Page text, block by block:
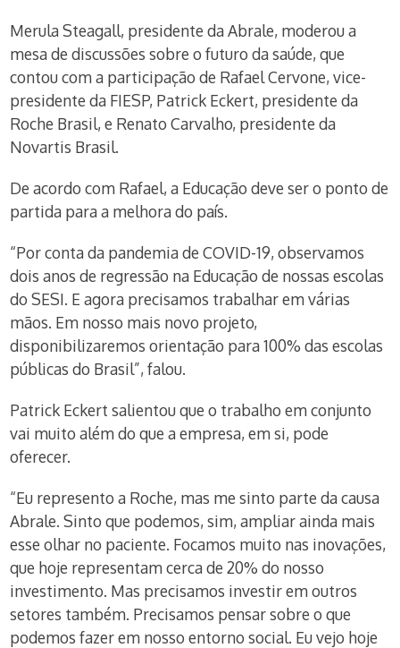
Merula Steagall, presidente da Abrale, moderou a
mesa de discussões sobre o futuro da saúde, que
contou com a participação de Rafael Cervone, vice-
presidente da FIESP, Patrick Eckert, presidente da
Roche Brasil, e Renato Carvalho, presidente da
Novartis Brasil.
De acordo com Rafael, a Educação deve ser o ponto de
partida para a melhora do país.
“Por conta da pandemia de COVID-19, observamos
dois anos de regressão na Educação de nossas escolas
do SESI. E agora precisamos trabalhar em várias
mãos. Em nosso mais novo projeto,
disponibilizaremos orientação para 100% das escolas
públicas do Brasil”, falou.
Patrick Eckert salientou que o trabalho em conjunto
vai muito além do que a empresa, em si, pode
oferecer.
“Eu represento a Roche, mas me sinto parte da causa
Abrale. Sinto que podemos, sim, ampliar ainda mais
esse olhar no paciente. Focamos muito nas inovações,
que hoje representam cerca de 20% do nosso
investimento. Mas precisamos investir em outros
setores também. Precisamos pensar sobre o que
podemos fazer em nosso entorno social. Eu vejo hoje